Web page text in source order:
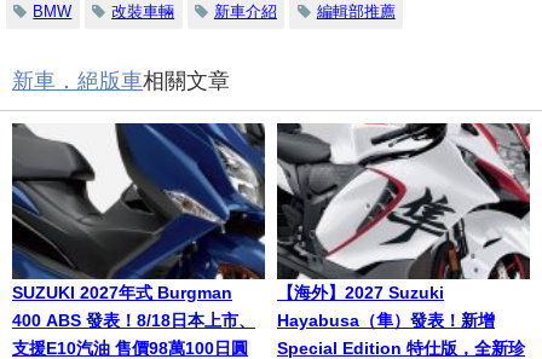
BMW 改裝車輛 新車介紹 編輯部推薦
新車．絕版車相關文章
SUZUKI 2027年式 Burgman
400 ABS 發表！8/18日本上市、
支援E10汽油 售價98萬100日圓
【海外】2027 Suzuki
Hayabusa（隼）發表！新增
Special Edition 特仕版，全新珍